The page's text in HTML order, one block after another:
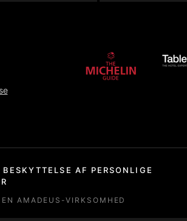
AF PERSONLIGE
, EN AMADEUS-VIRKSOMHED